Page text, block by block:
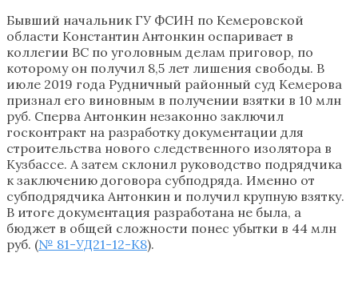
Бывший начальник ГУ ФСИН по Кемеровской
области Константин Антонкин оспаривает в
коллегии ВС по уголовным делам приговор, по
которому он получил 8,5 лет лишения свободы. В
июле 2019 года Рудничный районный суд Кемерова
признал его виновным в получении взятки в 10 млн
руб. Сперва Антонкин незаконно заключил
госконтракт на разработку документации для
строительства нового следственного изолятора в
Кузбассе. А затем склонил руководство подрядчика
к заключению договора субподряда. Именно от
субподрядчика Антонкин и получил крупную взятку.
В итоге документация разработана не была, а
бюджет в общей сложности понес убытки в 44 млн
руб. (№ 81-УД21-12-К8).